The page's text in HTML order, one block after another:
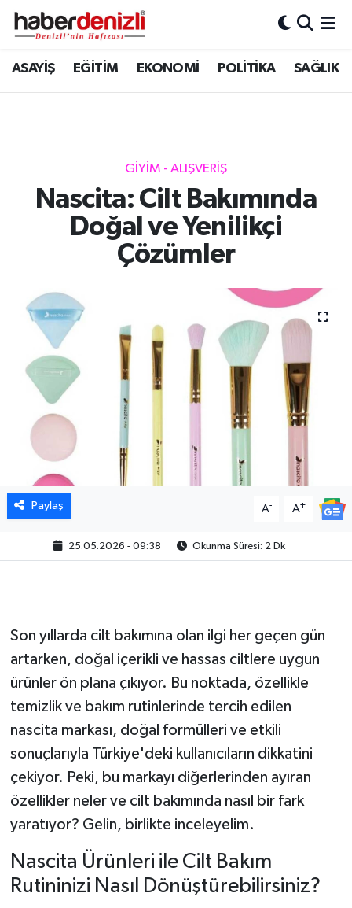
ASAYİŞ EĞİTİM EKONOMİ POLİTİKA SAĞLIK
GİYİM - ALIŞVERİŞ
Nascita: Cilt Bakımında
Doğal ve Yenilikçi
Çözümler
Paylaş A- A+
25.05.2026 - 09:38 Okunma Süresi: 2 Dk
Son yıllarda cilt bakımına olan ilgi her geçen gün
artarken, doğal içerikli ve hassas ciltlere uygun
ürünler ön plana çıkıyor. Bu noktada, özellikle
temizlik ve bakım rutinlerinde tercih edilen
nascita markası, doğal formülleri ve etkili
sonuçlarıyla Türkiye'deki kullanıcıların dikkatini
çekiyor. Peki, bu markayı diğerlerinden ayıran
özellikler neler ve cilt bakımında nasıl bir fark
yaratıyor? Gelin, birlikte inceleyelim.
Nascita Ürünleri ile Cilt Bakım
Rutininizi Nasıl Dönüştürebilirsiniz?
Denizli Nöbetçi Eczaneler
Tüm Manşetler
Son Dakika Haberleri
Haber Arşivi